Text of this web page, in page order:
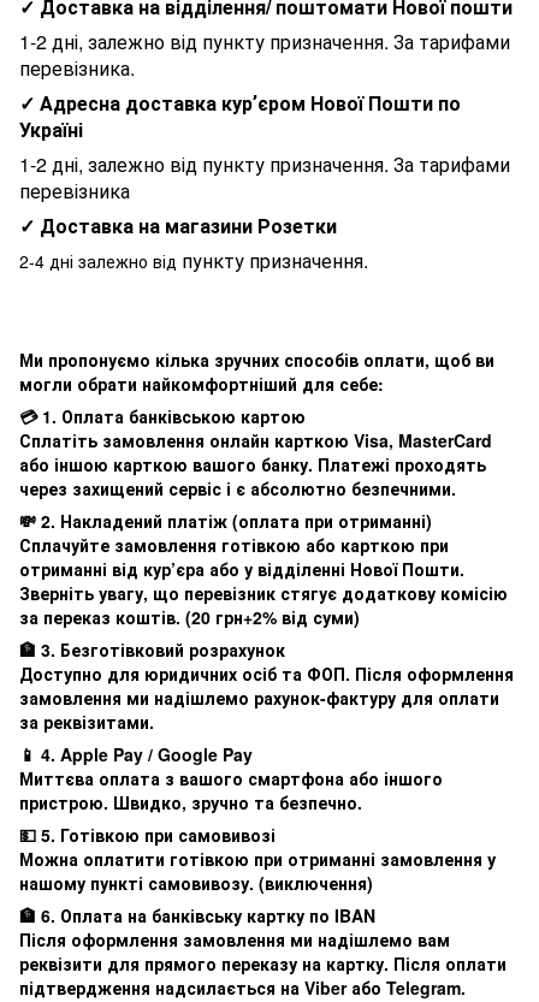
✓ Доставка на відділення/ поштомати Нової пошти
1-2 дні, залежно від пункту призначення. За тарифами
перевізника.
✓ Адресна доставка курʼєром Нової Пошти по
Україні
1-2 дні, залежно від пункту призначення. За тарифами
перевізника
✓ Доставка на магазини Розетки
2-4 дні залежно від пункту призначення.
Ми пропонуємо кілька зручних способів оплати, щоб ви
могли обрати найкомфортніший для себе:
💳 1. Оплата банківською картою
Сплатіть замовлення онлайн карткою Visa, MasterCard
або іншою карткою вашого банку. Платежі проходять
через захищений сервіс і є абсолютно безпечними.
💸 2. Накладений платіж (оплата при отриманні)
Сплачуйте замовлення готівкою або карткою при
отриманні від кур’єра або у відділенні Нової Пошти.
Зверніть увагу, що перевізник стягує додаткову комісію
за переказ коштів. (20 грн+2% від суми)
🏦 3. Безготівковий розрахунок
Доступно для юридичних осіб та ФОП. Після оформлення
замовлення ми надішлемо рахунок-фактуру для оплати
за реквізитами.
📱 4. Apple Pay / Google Pay
Миттєва оплата з вашого смартфона або іншого
пристрою. Швидко, зручно та безпечно.
💵 5. Готівкою при самовивозі
Можна оплатити готівкою при отриманні замовлення у
нашому пункті самовивозу. (виключення)
🏦 6. Оплата на банківську картку по IBAN
Після оформлення замовлення ми надішлемо вам
реквізити для прямого переказу на картку. Після оплати
підтвердження надсилається на Viber або Telegram.